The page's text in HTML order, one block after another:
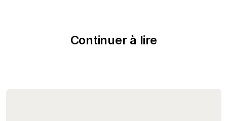
Continuer à lire